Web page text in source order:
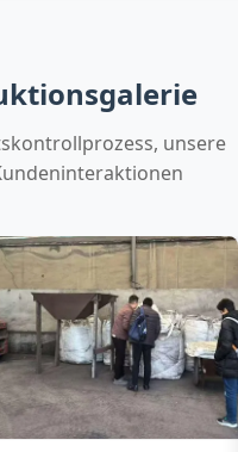
75-77%
0.5-1.2%
unsere